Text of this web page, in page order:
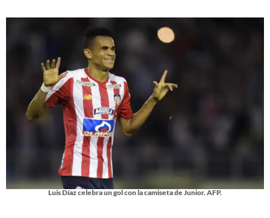
Luis Díaz celebra un gol con la camiseta de Junior. AFP.